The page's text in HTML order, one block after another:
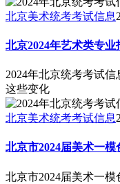
北京美术统考考试信息
北京2024年艺术类专
2024年北京统考考试
这些变化
北京美术统考考试信息
北京市2024届美术一
北京市2024届美术一